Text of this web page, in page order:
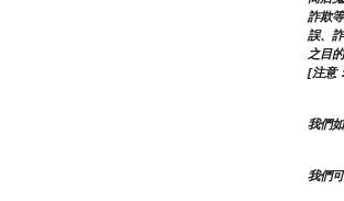
詐欺
誤、
之目的
[注意
我們
我們